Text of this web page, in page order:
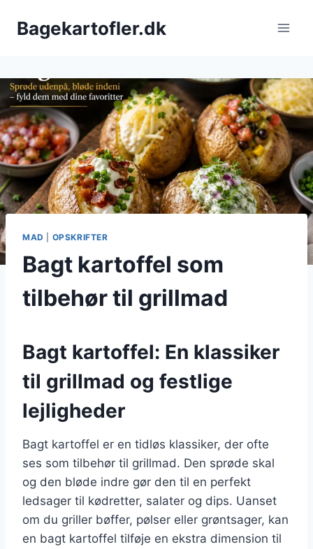
Bagekartofler.dk
MAD OPSKRIFTER
Bagt kartoffel som
tilbehør til grillmad
Bagt kartoffel: En klassiker
til grillmad og festlige
lejligheder
Bagt kartoffel er en tidløs klassiker, der ofte
ses som tilbehør til grillmad. Den sprøde skal
og den bløde indre gør den til en perfekt
ledsager til kødretter, salater og dips. Uanset
om du griller bøffer, pølser eller grøntsager, kan
en bagt kartoffel tilføje en ekstra dimension til